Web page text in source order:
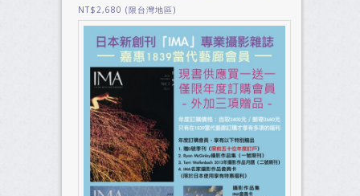
NT$2,680 (限台灣地區)